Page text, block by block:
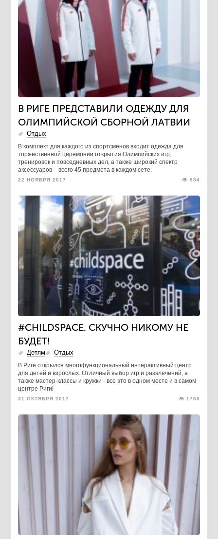
В РИГЕ ПРЕДСТАВИЛИ ОДЕЖДУ ДЛЯ
ОЛИМПИЙСКОЙ СБОРНОЙ ЛАТВИИ
Отдых
В комплект для каждого из спортсменов входит одежда для
торжественной церемонии открытия Олимпийских игр,
тренировок и повседневных дел, а также широкий спектр
аксессуаров – всего 45 предмета в каждом сете.
22 НОЯБРЯ 2017 984
#CHILDSPACE. СКУЧНО НИКОМУ НЕ
БУДЕТ!
Детям Отдых
В Риге открылся многофункциональный интерактивный центр
для детей и взрослых. Отличный выбор игр и развлечений, а
также мастер-классы и кружки - все это в одном месте и в самом
центре Риги!
31 ОКТЯБРЯ 2017 1760